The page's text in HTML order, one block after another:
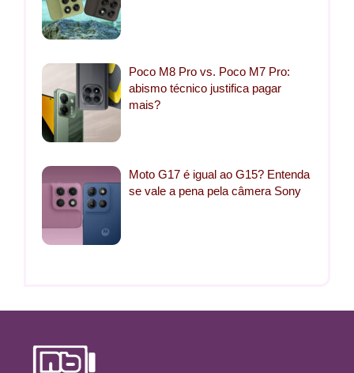
Poco M8 Pro vs. Poco M7 Pro:
abismo técnico justifica pagar
mais?
Moto G17 é igual ao G15? Entenda
se vale a pena pela câmera Sony